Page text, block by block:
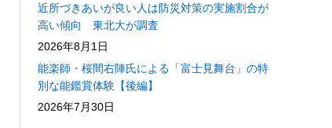
近所づきあいが良い人は防災対策の実施割合が
高い傾向 東北大が調査
2026年8月1日
能楽師・桜間右陣氏による「富士見舞台」の特
別な能鑑賞体験【後編】
2026年7月30日